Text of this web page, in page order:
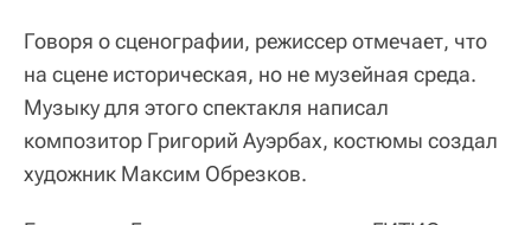
Говоря о сценографии, режиссер отмечает, что
на сцене историческая, но не музейная среда.
Музыку для этого спектакля написал
композитор Григорий Ауэрбах, костюмы создал
художник Максим Обрезков.